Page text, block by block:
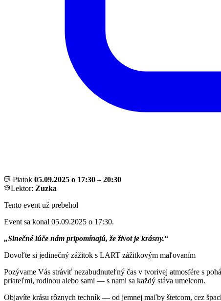
Piatok 05.09.2025 o 17:30 – 20:30
Lektor: Zuzka
Tento event už prebehol
Event sa konal 05.09.2025 o 17:30.
„Slnečné lúče nám pripomínajú, že život je krásny.“
Dovoľte si jedinečný zážitok s LART zážitkovým maľovaním
Pozývame Vás stráviť nezabudnuteľný čas v tvorivej atmosfére s
priateľmi, rodinou alebo sami — s nami sa každý stáva umelcom.
Objavíte krásu rôznych techník — od jemnej maľby štetcom, cez